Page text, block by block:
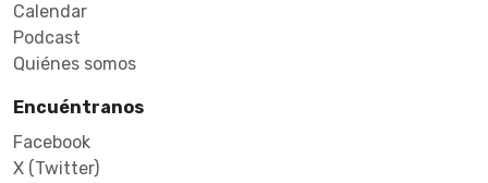
Calendar
Podcast
Quiénes somos
Encuéntranos
Facebook
X (Twitter)